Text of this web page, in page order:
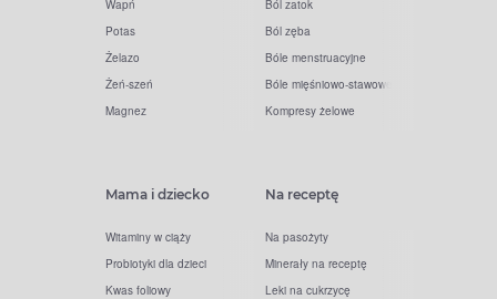
Wapń
Potas
Żelazo
Żeń-szeń
Magnez
Ból zatok
Ból zęba
Bóle menstruacyjne
Bóle mięśniowo-stawowe
Kompresy żelowe
Mama i dziecko
Witaminy w ciąży
Probiotyki dla dzieci
Kwas foliowy
Na receptę
Na pasożyty
Minerały na receptę
Leki na cukrzycę